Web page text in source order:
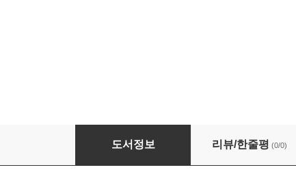
프로그램 관리
도서정보 리뷰/한줄평 (0/0)